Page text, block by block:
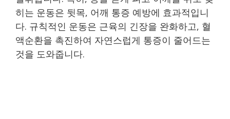
히는 운동은 뒷목, 어깨 통증 예방에 효과적입니
다. 규칙적인 운동은 근육의 긴장을 완화하고, 혈
액순환을 촉진하여 자연스럽게 통증이 줄어드는
것을 도와줍니다.